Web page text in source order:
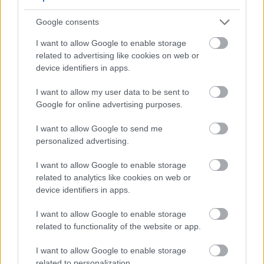
Google consents
I want to allow Google to enable storage
related to advertising like cookies on web or
device identifiers in apps.
I want to allow my user data to be sent to
Google for online advertising purposes.
I want to allow Google to send me
personalized advertising.
I want to allow Google to enable storage
related to analytics like cookies on web or
device identifiers in apps.
I want to allow Google to enable storage
related to functionality of the website or app.
I want to allow Google to enable storage
Unesite modernu eleganciju u svoj vrt u
Ove savremene sorte Bleeding Heart nude
uzbudljive boje i poboljšane performanse. Dodajte
biljke tokom cijele sezone i dramatičan učinak u
zasjenjenim područjima.
sorte Bleeding Heart
Raskošan (Dicentra 'Luxuriant')
Pouzdana sorta paprati s tamno ružičastim
cvjetovima koji cvjetaju iznad kompaktne hrpe fino
rezanog lišća. Za razliku od sorti Old-Fashioned,